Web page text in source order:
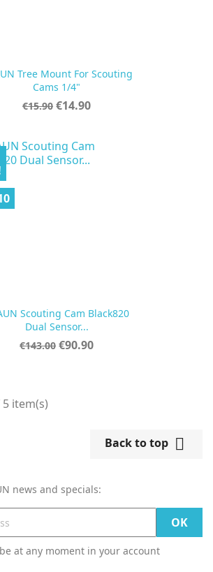
Tree Mount For Scouting
Cams 1/4"
Regular
€15.90 Price
€14.90
Scouting Cam Black820
Dual Sensor...
Regular
€143.00 Price
€90.90
item(s)
Back to top 
news and specials:
at any moment in your account